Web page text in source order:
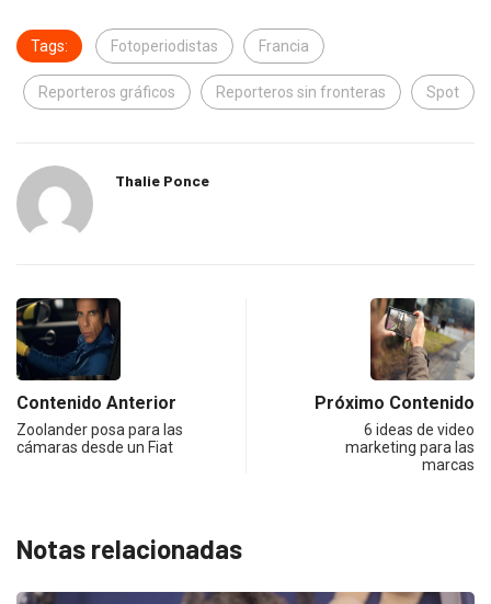
Tags: Fotoperiodistas Francia
Reporteros gráficos Reporteros sin fronteras Spot
Thalie Ponce
Contenido Anterior
Zoolander posa para las
cámaras desde un Fiat
Próximo Contenido
6 ideas de video
marketing para las
marcas
Notas relacionadas